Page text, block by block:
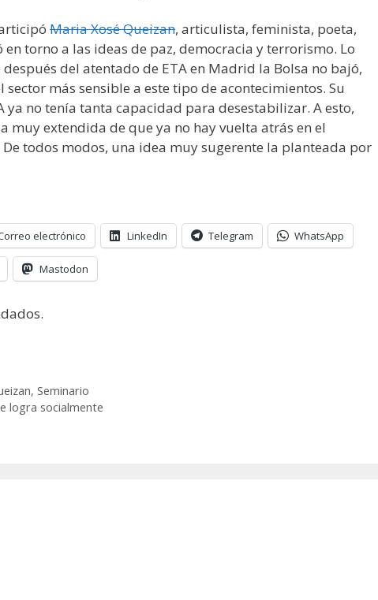
Maria Xosé Queizan, articulista, feminista, poeta,
torno a las ideas de paz, democracia y terrorismo. Lo
del atentado de ETA en Madrid la Bolsa no bajó,
más sensible a este tipo de acontecimientos. Su
ya no tenía tanta capacidad para desestabilizar. A esto,
muy extendida de que ya no hay vuelta atrás en el
todos modos, una idea muy sugerente la planteada por
electrónico LinkedIn Telegram WhatsApp
Mastodon
, Seminario
logra socialmente